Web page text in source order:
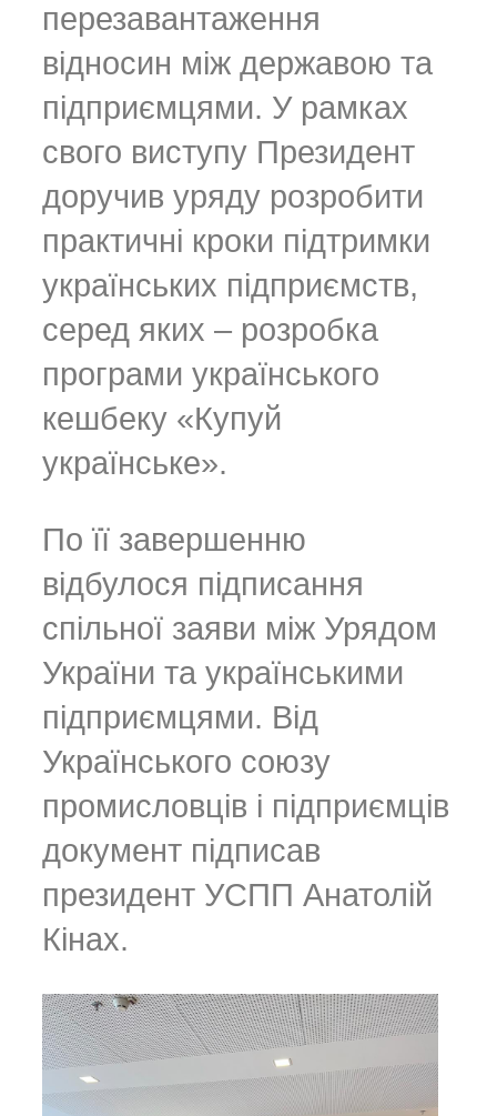
перезавантаження
відносин між державою та
підприємцями. У рамках
свого виступу Президент
доручив уряду розробити
практичні кроки підтримки
українських підприємств,
серед яких – розробка
програми українського
кешбеку «Купуй
українське».
По її завершенню
відбулося підписання
спільної заяви між Урядом
України та українськими
підприємцями. Від
Українського союзу
промисловців і підприємців
документ підписав
президент УСПП Анатолій
Кінах.